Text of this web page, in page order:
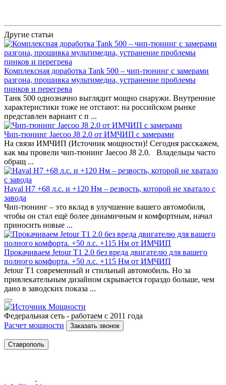
Другие статьи
Комплексная доработка Tank 500 – чип-тюнинг с замерами
разгона, прошивка мультимедиа, устранение проблемы
пинков и перегрева
Танк 500 однозначно выглядит мощно снаружи. Внутренние
характеристики тоже не отстают: на российском рынке
представлен вариант с п ...
Чип-тюнинг Jaecoo J8 2.0 от ИМЧИП с замерами
На связи ИМЧИП (Источник мощности)! Сегодня расскажем,
как мы провели чип-тюнинг Jaecoo J8 2.0. Владельцы часто
обращ ...
Haval H7 +68 л.с. и +120 Нм – резвость, которой не хватало с
завода
Чип-тюнинг – это вклад в улучшение вашего автомобиля,
чтобы он стал ещё более динамичным и комфортным, начал
приносить новые ...
Прокачиваем Jetour T1 2.0 без вреда двигателю для вашего
полного комфорта. +50 л.с. +115 Нм от ИМЧИП
Jetour T1 современный и стильный автомобиль. Но за
привлекательным дизайном скрывается гораздо больше, чем
дано в заводских показа ...
Федеральная сеть - работаем с 2011 года
Расчет мощности
Заказать звонок
Ставрополь